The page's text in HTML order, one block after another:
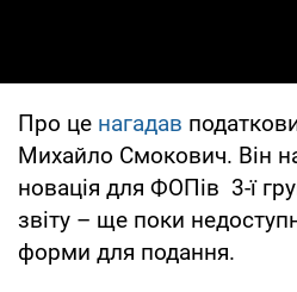
Про це нагадав
Михайло Смокович. Він
новація для ФОПів 3-ї
звіту – ще поки
форми для подання.